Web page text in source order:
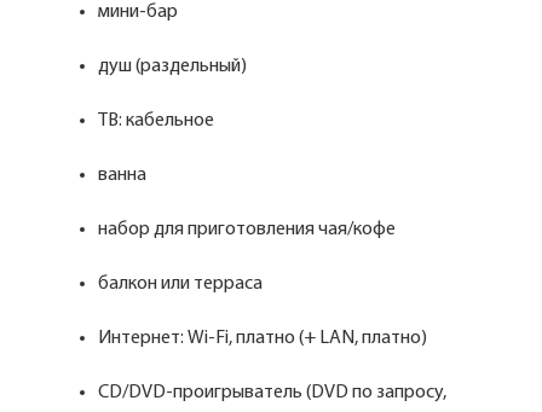
мини-бар
душ (раздельный)
ТВ: кабельное
ванна
набор для приготовления чая/кофе
балкон или терраса
Интернет: Wi-Fi, платно (+ LAN, платно)
CD/DVD-проигрыватель (DVD по запросу,